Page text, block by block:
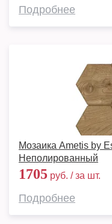
Подробнее
Мозаика Ametis by
Неполированный
1705 руб. / за шт.
Подробнее